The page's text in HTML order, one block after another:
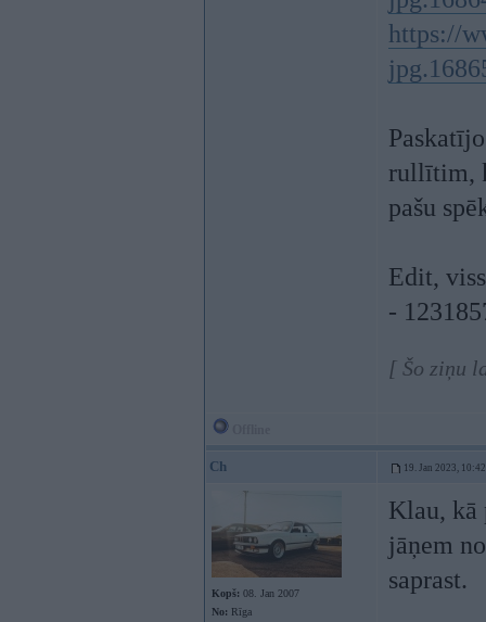
https://
rullītim,
pašu
Edit,
-
[ Šo ziņu
Ch 19. Jan 2023, 10:42
Kopš: 08. Jan 2007
No: Rīga
Klau, kā
jāņem
saprast.